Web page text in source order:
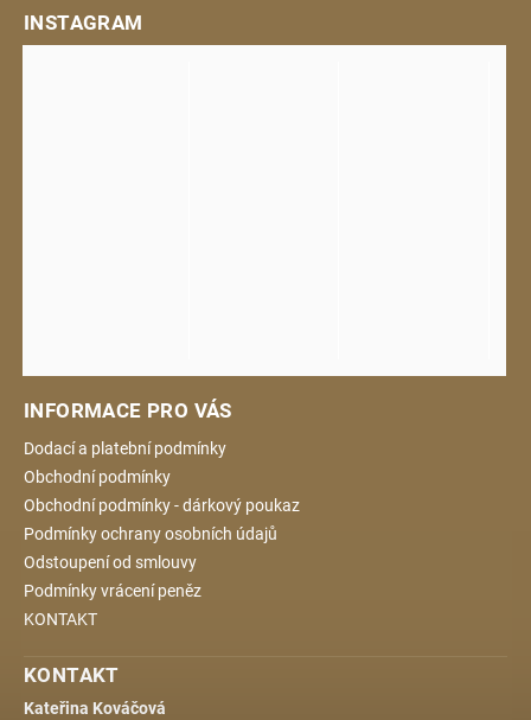
INFORMACE PRO VÁS
Dodací a platební podmínky
Obchodní podmínky
Obchodní podmínky - dárkový poukaz
Podmínky ochrany osobních údajů
Odstoupení od smlouvy
Podmínky vrácení peněz
KONTAKT
KONTAKT
Kateřina Kováčová
INSTAGRAM